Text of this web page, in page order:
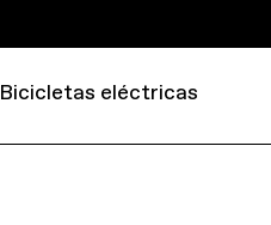
Bicicletas eléctricas